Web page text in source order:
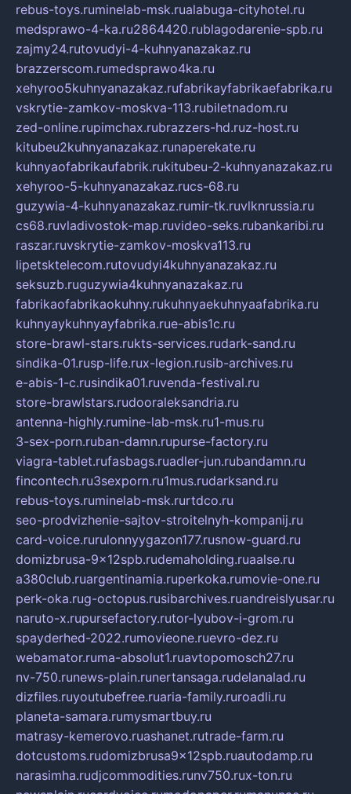
rebus-toys.ruminelab-msk.rualabuga-cityhotel.ru
medsprawo-4-ka.ru2864420.rublagodarenie-spb.ru
zajmy24.rutovudyi-4-kuhnyanazakaz.ru
brazzerscom.rumedsprawo4ka.ru
xehyroo5kuhnyanazakaz.rufabrikayfabrikaefabrika.ru
vskrytie-zamkov-moskva-113.rubiletnadom.ru
zed-online.rupimchax.rubrazzers-hd.ruz-host.ru
kitubeu2kuhnyanazakaz.runaperekate.ru
kuhnyaofabrikaufabrik.rukitubeu-2-kuhnyanazakaz.ru
xehyroo-5-kuhnyanazakaz.rucs-68.ru
guzywia-4-kuhnyanazakaz.rumir-tk.ruvlknrussia.ru
cs68.ruvladivostok-map.ruvideo-seks.rubankaribi.ru
raszar.ruvskrytie-zamkov-moskva113.ru
lipetsktelecom.rutovudyi4kuhnyanazakaz.ru
seksuzb.ruguzywia4kuhnyanazakaz.ru
fabrikaofabrikaokuhny.rukuhnyaekuhnyaafabrika.ru
kuhnyaykuhnyayfabrika.rue-abis1c.ru
store-brawl-stars.rukts-services.rudark-sand.ru
sindika-01.rusp-life.rux-legion.rusib-archives.ru
e-abis-1-c.rusindika01.ruvenda-festival.ru
store-brawlstars.rudooraleksandria.ru
antenna-highly.rumine-lab-msk.ru1-mus.ru
3-sex-porn.ruban-damn.rupurse-factory.ru
viagra-tablet.rufasbags.ruadler-jun.rubandamn.ru
fincontech.ru3sexporn.ru1mus.rudarksand.ru
rebus-toys.ruminelab-msk.rurtdco.ru
seo-prodvizhenie-sajtov-stroitelnyh-kompanij.ru
card-voice.rurulonnyygazon177.rusnow-guard.ru
domizbrusa-9x12spb.rudemaholding.ruaalse.ru
a380club.ruargentinamia.ruperkoka.rumovie-one.ru
perk-oka.rug-octopus.rusibarchives.ruandreislyusar.ru
naruto-x.rupursefactory.rutor-lyubov-i-grom.ru
spayderhed-2022.rumovieone.ruevro-dez.ru
webamator.ruma-absolut1.ruavtopomosch27.ru
nv-750.runews-plain.runertansaga.rudelanalad.ru
dizfiles.ruyoutubefree.ruaria-family.ruroadli.ru
planeta-samara.rumysmartbuy.ru
matrasy-kemerovo.ruashanet.rutrade-farm.ru
dotcustoms.rudomizbrusa9x12spb.ruautodamp.ru
narasimha.rudjcommodities.runv750.rux-ton.ru